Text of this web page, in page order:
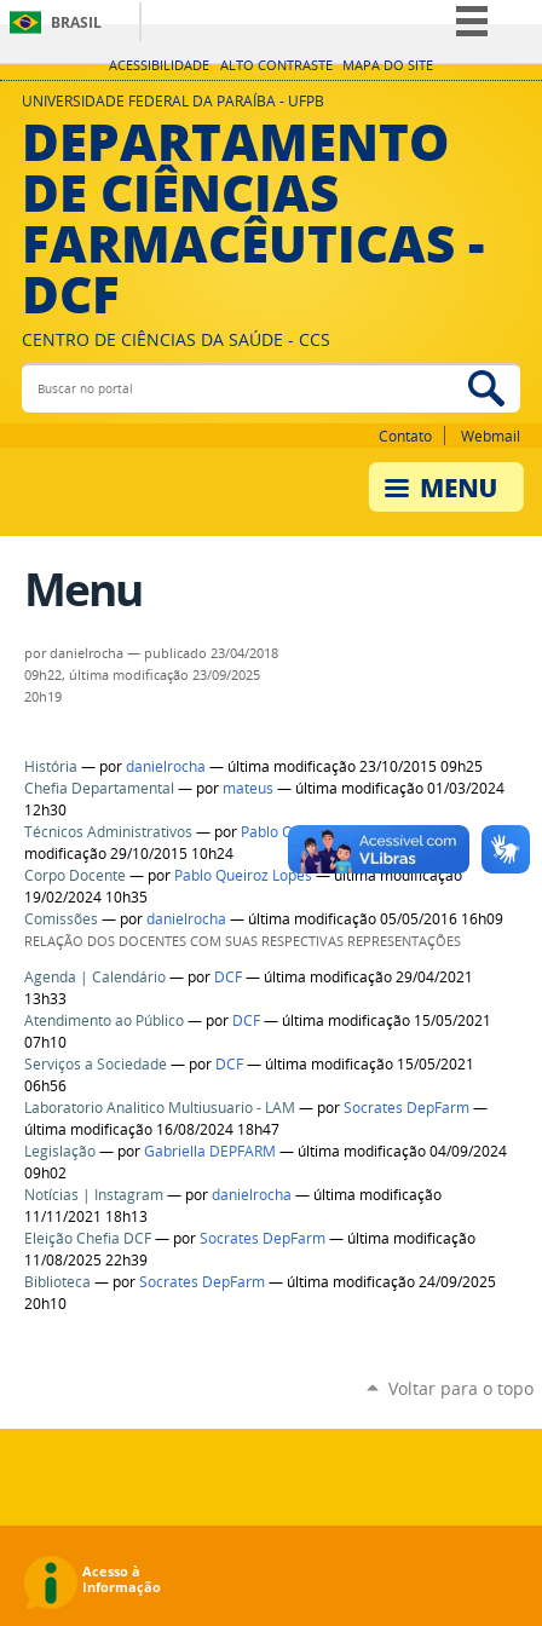
ACESSIBILIDADE ALTO CONTRASTE MAPA DO SITE
BRASIL
Simplifique!
Participe
Acesso à informação
Canais
UNIVERSIDADE FEDERAL DA PARAÍBA - UFPB
DEPARTAMENTO
DE CIÊNCIAS
FARMACÊUTICAS -
DCF
CENTRO DE CIÊNCIAS DA SAÚDE - CCS
Buscar no portal
Contato Webmail
Menu
pordanielrocha — publicado 23/04/2018
09h22, última modificação 23/09/2025
20h19
História — pordanielrocha — última modificação 23/10/2015 09h25
Chefia Departamental — por mateus — última modificação 01/03/2024
12h30
Técnicos Administrativos — por Pablo Queiroz Lopes— última
modificação 29/10/2015 10h24
Corpo Docente — por Pablo Queiroz Lopes— última modificação
19/02/2024 10h35
Comissões — pordanielrocha — última modificação 05/05/2016 16h09
RELAÇÃO DOS DOCENTES COM SUAS RESPECTIVAS REPRESENTAÇÕES
Agenda | Calendário— por DCF— última modificação 29/04/2021
13h33
Atendimento ao Público— por DCF— última modificação 15/05/2021
07h10
Serviços a Sociedade — por DCF— última modificação 15/05/2021
06h56
Laboratorio Analitico Multiusuario - LAM — porSocrates DepFarm—
última modificação 16/08/2024 18h47
Legislação— porGabriella DEPFARM — última modificação 04/09/2024
09h02
Notícias | Instagram— pordanielrocha — última modificação
11/11/2021 18h13
Eleição Chefia DCF— porSocrates DepFarm— última modificação
11/08/2025 22h39
Biblioteca — porSocrates DepFarm— última modificação 24/09/2025
20h10
Voltar para o topo